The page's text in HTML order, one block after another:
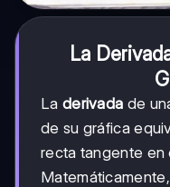
La
La derivada de
de su gráfica
recta tangente en